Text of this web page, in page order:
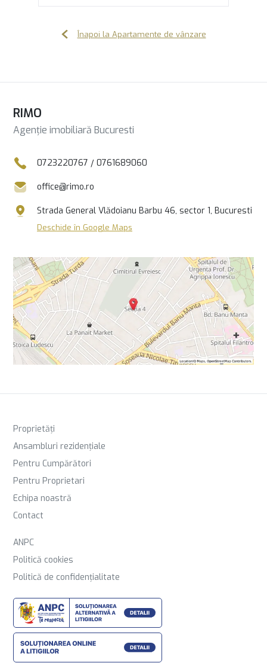
Înapoi la Apartamente de vânzare
RIMO
Agenție imobiliară Bucuresti
0723220767 / 0761689060
office@rimo.ro
Strada General Vlădoianu Barbu 46, sector 1, Bucuresti
Deschide în Google Maps
Proprietăți
Ansambluri rezidențiale
Pentru Cumpărători
Pentru Proprietari
Echipa noastră
Contact
ANPC
Politică cookies
Politică de confidențialitate